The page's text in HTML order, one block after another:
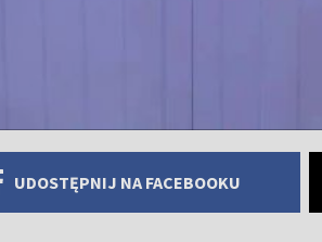
UDOSTĘPNIJ NA FACEBOOKU